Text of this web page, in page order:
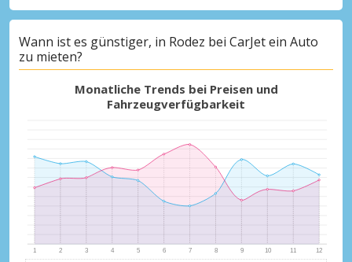
Wann ist es günstiger, in Rodez bei CarJet ein Auto
zu mieten?
Monatliche Trends bei Preisen und
Fahrzeugverfügbarkeit